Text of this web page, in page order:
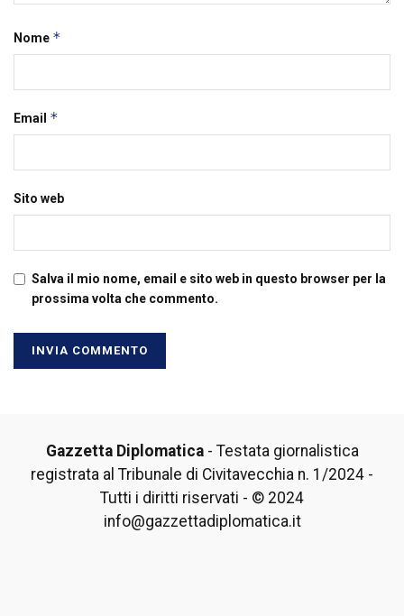
Nome *
Email *
Sito web
Salva il mio nome, email e sito web in questo browser per la
prossima volta che commento.
Gazzetta Diplomatica- Testata giornalistica
registrata al Tribunale di Civitavecchia n. 1/2024 -
Tutti i diritti riservati - © 2024
info@gazzettadiplomatica.it